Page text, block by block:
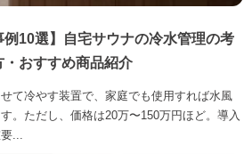
例10選】自宅サウナの冷水管理の考
おすすめ商品紹介
て冷やす装置で、家庭でも使用すれば水風
。ただし、価格は20万〜150万円ほど。導入
...